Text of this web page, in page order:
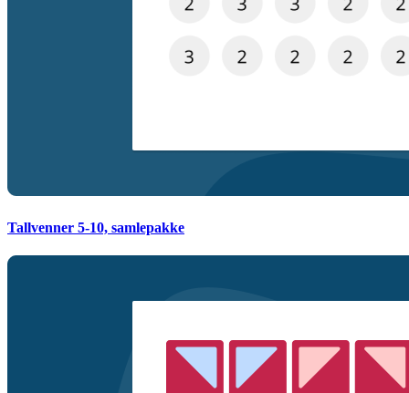
Tallvenner 5-10, samlepakke